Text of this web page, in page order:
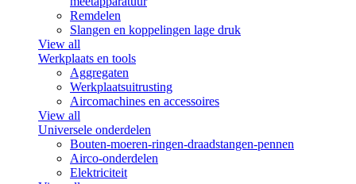
Remdelen
Slangen en koppelingen lage druk
View all
Werkplaats en tools
Aggregaten
Werkplaatsuitrusting
Aircomachines en accessoires
View all
Universele onderdelen
Bouten-moeren-ringen-draadstangen-pennen
Airco-onderdelen
Elektriciteit